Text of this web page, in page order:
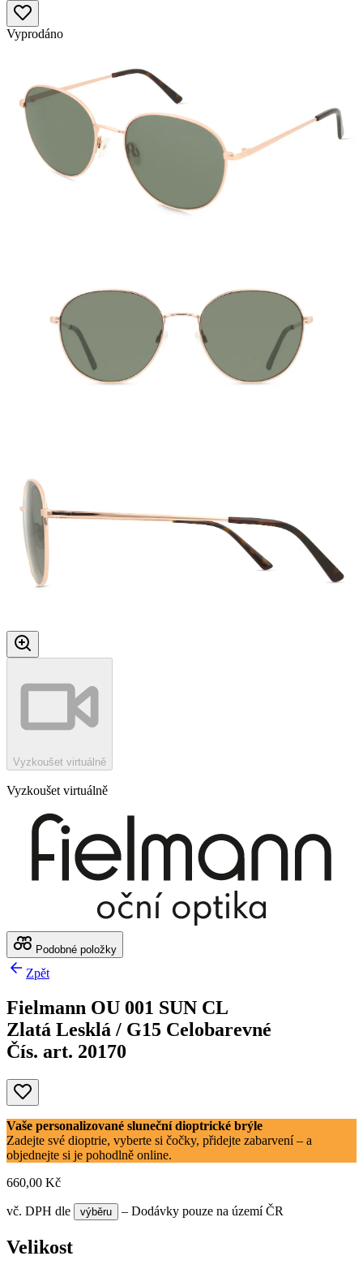
Vyprodáno
Vyzkoušet virtuálně
Vyzkoušet virtuálně
Podobné položky
Zpět
Fielmann OU 001 SUN CL
Zlatá Lesklá / G15 Celobarevné
Čís. art. 20170
Vaše personalizované sluneční dioptrické brýle
Zadejte své dioptrie, vyberte si čočky, přidejte zabarvení – a
objednejte si je pohodlně online.
660,00 Kč
vč. DPH dle výběru – Dodávky pouze na území ČR
Velikost